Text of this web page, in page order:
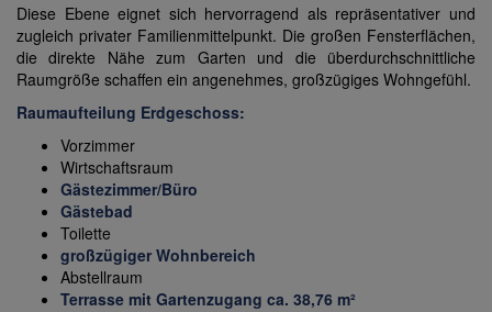
Diese Ebene eignet sich hervorragend als repräsentativer und
zugleich privater Familienmittelpunkt. Die großen Fensterflächen,
die direkte Nähe zum Garten und die überdurchschnittliche
Raumgröße schaffen ein angenehmes, großzügiges Wohngefühl.
Raumaufteilung Erdgeschoss:
Vorzimmer
Wirtschaftsraum
Gästezimmer/Büro
Gästebad
Toilette
großzügiger Wohnbereich
Abstellraum
Terrasse mit Gartenzugang ca. 38,76 m²